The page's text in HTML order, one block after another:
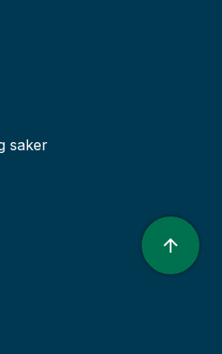
saker